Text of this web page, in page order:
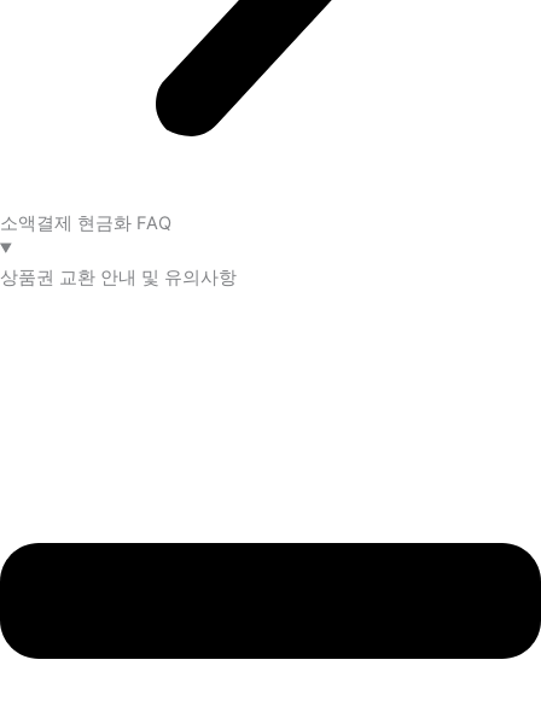
소액결제 현금화 FAQ​
상품권 교환 안내 및 유의사항